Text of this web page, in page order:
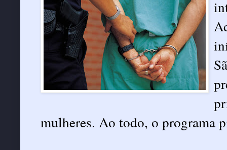
mulheres. Ao todo, o programa